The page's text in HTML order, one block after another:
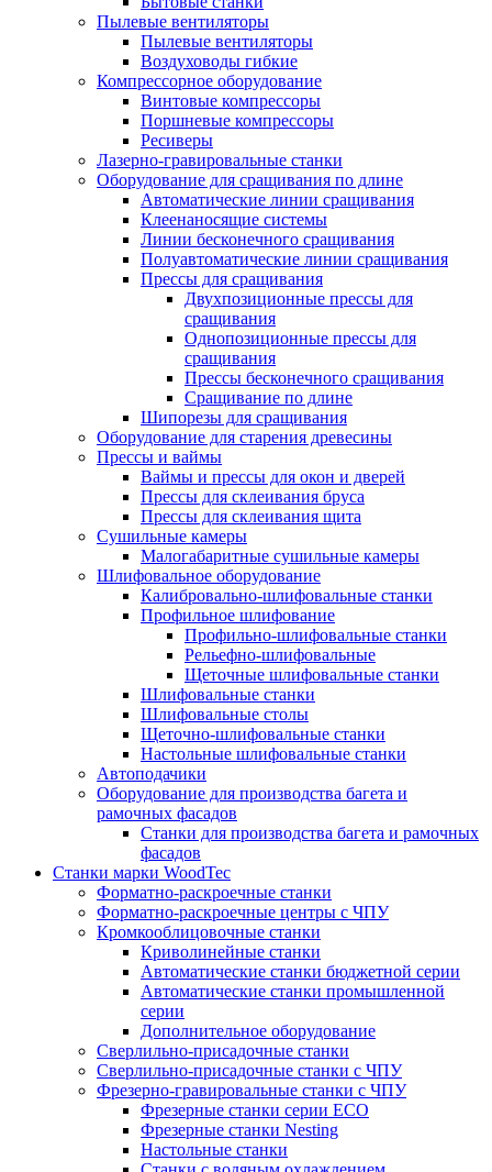
Пылевые вентиляторы
Пылевые вентиляторы
Воздуховоды гибкие
Компрессорное оборудование
Винтовые компрессоры
Поршневые компрессоры
Ресиверы
Лазерно-гравировальные станки
Оборудование для сращивания по длине
Автоматические линии сращивания
Клеенаносящие системы
Линии бесконечного сращивания
Полуавтоматические линии сращивания
Прессы для сращивания
Двухпозиционные прессы для
сращивания
Однопозиционные прессы для
сращивания
Прессы бесконечного сращивания
Сращивание по длине
Шипорезы для сращивания
Оборудование для старения древесины
Прессы и ваймы
Ваймы и прессы для окон и дверей
Прессы для склеивания бруса
Прессы для склеивания щита
Сушильные камеры
Малогабаритные сушильные камеры
Шлифовальное оборудование
Калибровально-шлифовальные станки
Профильное шлифование
Профильно-шлифовальные станки
Рельефно-шлифовальные
Щеточные шлифовальные станки
Шлифовальные станки
Шлифовальные столы
Щеточно-шлифовальные станки
Настольные шлифовальные станки
Автоподачики
Оборудование для производства багета и
рамочных фасадов
Станки для производства багета и рамочных
фасадов
Станки марки WoodTec
Форматно-раскроечные станки
Форматно-раскроечные центры с ЧПУ
Кромкооблицовочные станки
Криволинейные станки
Автоматические станки бюджетной серии
Автоматические станки промышленной
серии
Дополнительное оборудование
Сверлильно-присадочные станки
Сверлильно-присадочные станки с ЧПУ
Фрезерно-гравировальные станки с ЧПУ
Фрезерные станки серии ECO
Фрезерные станки Nesting
Настольные станки